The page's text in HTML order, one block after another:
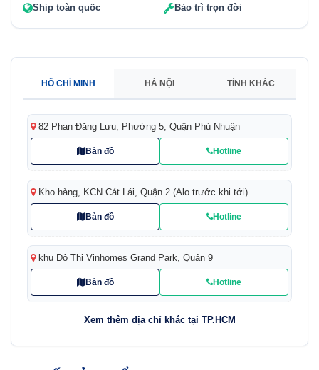
Ship toàn quốc Bảo trì trọn đời
HỒ CHÍ MINH HÀ NỘI TỈNH KHÁC
82 Phan Đăng Lưu, Phường 5, Quận Phú Nhuận
Bản đồ Hotline
Kho hàng, KCN Cát Lái, Quận 2 (Alo trước khi tới)
Bản đồ Hotline
khu Đô Thị Vinhomes Grand Park, Quận 9
Bản đồ Hotline
Xem thêm địa chỉ khác tại TP.HCM